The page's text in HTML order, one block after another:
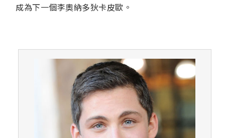
成為下一個李奧納多狄卡皮歐。